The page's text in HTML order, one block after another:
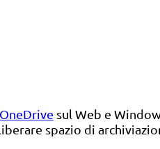
sul Web e
spazio di